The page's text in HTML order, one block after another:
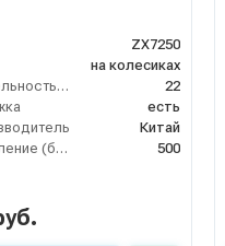
ZX7250
на колесиках
Производительность (л/мин)
22
есть
Китай
Рабочее давление (бар)
500